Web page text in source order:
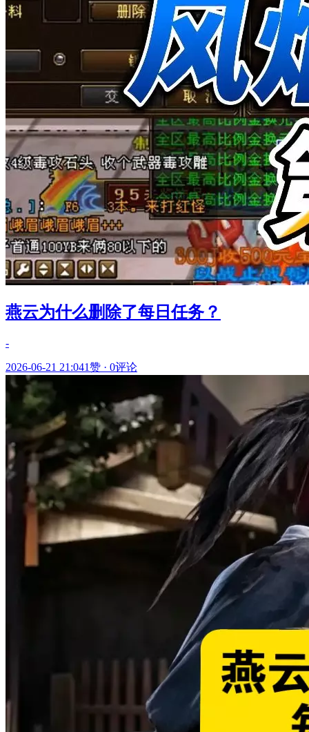
燕云为什么删除了每日任务？
-
2026-06-21 21:041赞 · 0评论